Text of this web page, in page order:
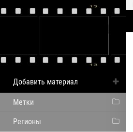
Добавить материал
Метки
Регионы